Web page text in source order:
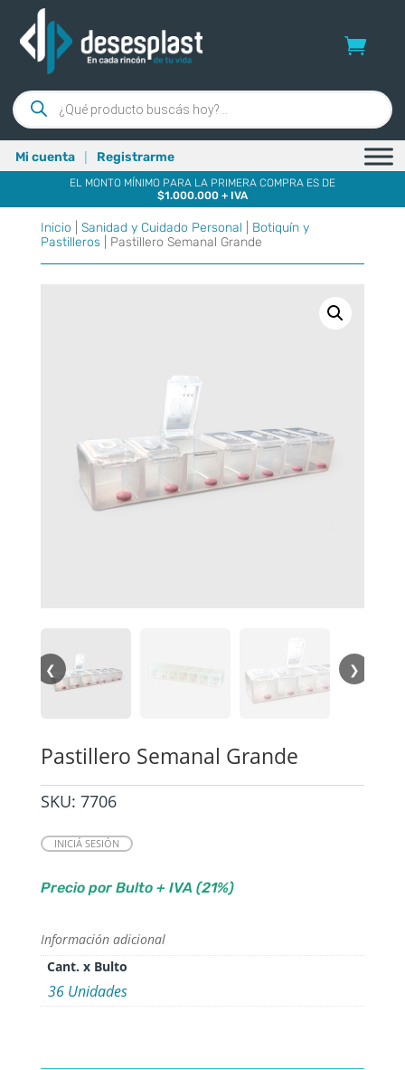
Búsqueda
de
productos
Mi cuenta | Registrarme
EL MONTO MÍNIMO PARA LA PRIMERA COMPRA ES DE
$1.000.000 + IVA
Inicio Sanidad y Cuidado Personal
Botiquín y
Pastilleros| Pastillero Semanal Grande
❮ ❯
Pastillero Semanal Grande
SKU: 7706
INICIÁ SESIÓN
Precio por Bulto + IVA (21%)
Información adicional
Cant. x Bulto
36 Unidades